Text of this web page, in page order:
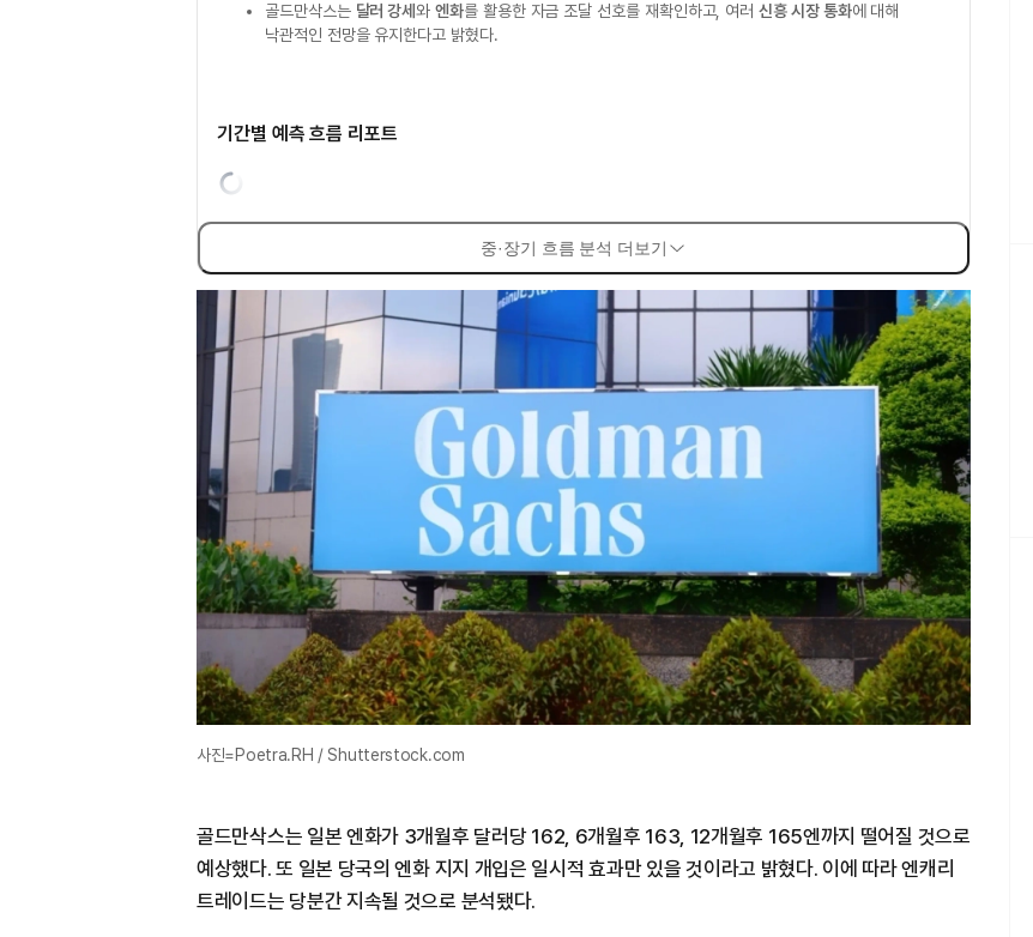
골드만삭스는 달러 강세와엔화를 활용한 자금 조달 선호를 재확인하고, 여러신흥 시장 통화에 대해
낙관적인 전망을 유지한다고 밝혔다.
기간별 예측 흐름 리포트
중·장기 흐름 분석 더보기
사진=Poetra.RH / Shutterstock.com
골드만삭스는 일본 엔화가 3개월후 달러당 162, 6개월후 163, 12개월후 165엔까지 떨어질 것으로
예상했다. 또 일본 당국의 엔화 지지 개입은 일시적 효과만 있을 것이라고 밝혔다. 이에 따라 엔캐리
트레이드는 당분간 지속될 것으로 분석됐다.